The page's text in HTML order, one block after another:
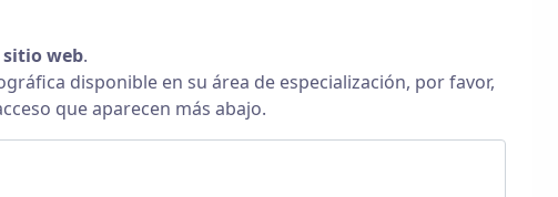
sitio web.
disponible en su área de especialización, por favor,
que aparecen más abajo.